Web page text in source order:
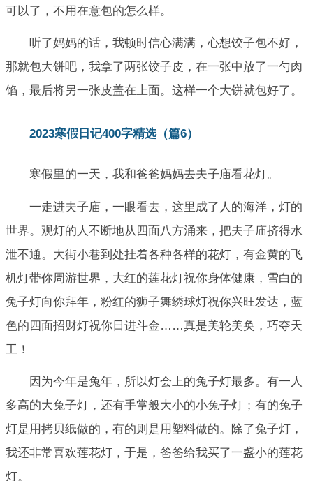
可以了，不用在意包的怎么样。
听了妈妈的话，我顿时信心满满，心想饺子包不好，
那就包大饼吧，我拿了两张饺子皮，在一张中放了一勺肉
馅，最后将另一张皮盖在上面。这样一个大饼就包好了。
2023寒假日记400字精选（篇6）
寒假里的一天，我和爸爸妈妈去夫子庙看花灯。
一走进夫子庙，一眼看去，这里成了人的海洋，灯的
世界。观灯的人不断地从四面八方涌来，把夫子庙挤得水
泄不通。大街小巷到处挂着各种各样的花灯，有金黄的飞
机灯带你周游世界，大红的莲花灯祝你身体健康，雪白的
兔子灯向你拜年，粉红的狮子舞绣球灯祝你兴旺发达，蓝
色的四面招财灯祝你日进斗金……真是美轮美奂，巧夺天
工！
因为今年是兔年，所以灯会上的兔子灯最多。有一人
多高的大兔子灯，还有手掌般大小的小兔子灯；有的兔子
灯是用拷贝纸做的，有的则是用塑料做的。除了兔子灯，
我还非常喜欢莲花灯，于是，爸爸给我买了一盏小的莲花
灯。